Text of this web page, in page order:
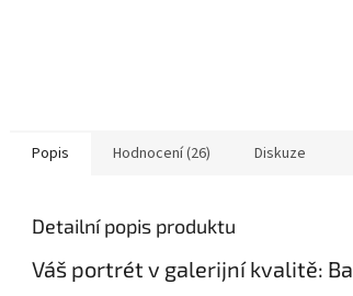
Popis Hodnocení (26) Diskuze
Detailní popis produktu
Váš portrét v galerijní kvalitě: